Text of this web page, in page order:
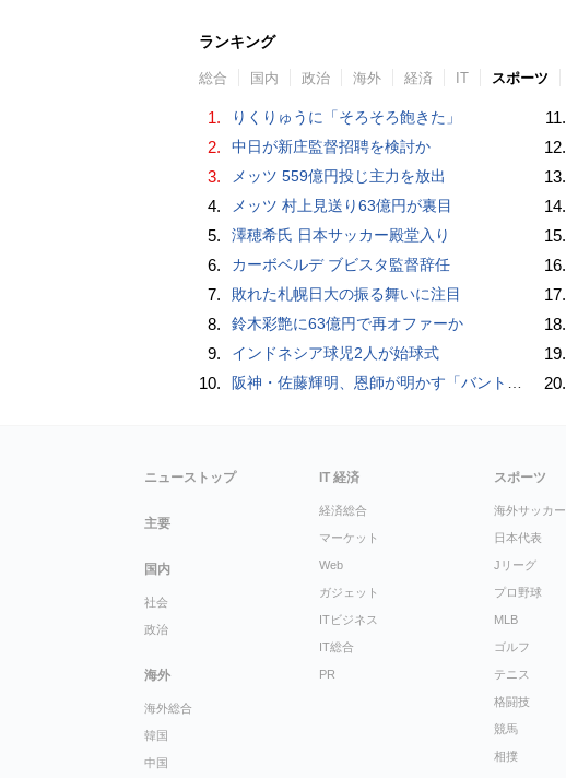
ランキング
総合 国内 政治 海外 経済 IT スポーツ
1. りくりゅうに「そろそろ飽きた」
2. 中日が新庄監督招聘を検討か
3. メッツ 559億円投じ主力を放出
4. メッツ 村上見送り63億円が裏目
5. 澤穂希氏 日本サッカー殿堂入り
6. カーボベルデ ブビスタ監督辞任
7. 敗れた札幌日大の振る舞いに注目
8. 鈴木彩艶に63億円で再オファーか
9. インドネシア球児2人が始球式
10. 阪神・佐藤輝明、恩師が明かす「バント拒否でホームラン」の“やんちゃ坊主”時代
11.
12.
13.
14.
15.
16.
17.
18.
19.
20.
ニューストップ
主要
国内
社会
政治
海外
海外総合
韓国
中国
IT 経済
経済総合
マーケット
Web
ガジェット
ITビジネス
IT総合
PR
スポーツ
海外サッカー
日本代表
Jリーグ
プロ野球
MLB
ゴルフ
テニス
格闘技
競馬
相撲